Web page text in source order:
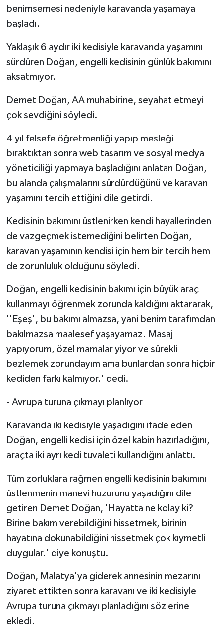
benimsemesi nedeniyle karavanda yaşamaya
başladı.
Yaklaşık 6 aydır iki kedisiyle karavanda yaşamını
sürdüren Doğan, engelli kedisinin günlük bakımını
aksatmıyor.
Demet Doğan, AA muhabirine, seyahat etmeyi
çok sevdiğini söyledi.
4 yıl felsefe öğretmenliği yapıp mesleği
bıraktıktan sonra web tasarım ve sosyal medya
yöneticiliği yapmaya başladığını anlatan Doğan,
bu alanda çalışmalarını sürdürdüğünü ve karavan
yaşamını tercih ettiğini dile getirdi.
Kedisinin bakımını üstlenirken kendi hayallerinden
de vazgeçmek istemediğini belirten Doğan,
karavan yaşamının kendisi için hem bir tercih hem
de zorunluluk olduğunu söyledi.
Doğan, engelli kedisinin bakımı için büyük araç
kullanmayı öğrenmek zorunda kaldığını aktararak,
''Eşeş', bu bakımı almazsa, yani benim tarafımdan
bakılmazsa maalesef yaşayamaz. Masaj
yapıyorum, özel mamalar yiyor ve sürekli
bezlemek zorundayım ama bunlardan sonra hiçbir
kediden farkı kalmıyor.' dedi.
- Avrupa turuna çıkmayı planlıyor
Karavanda iki kedisiyle yaşadığını ifade eden
Doğan, engelli kedisi için özel kabin hazırladığını,
araçta iki ayrı kedi tuvaleti kullandığını anlattı.
Tüm zorluklara rağmen engelli kedisinin bakımını
üstlenmenin manevi huzurunu yaşadığını dile
getiren Demet Doğan, 'Hayatta ne kolay ki?
Birine bakım verebildiğini hissetmek, birinin
hayatına dokunabildiğini hissetmek çok kıymetli
duygular.' diye konuştu.
Doğan, Malatya'ya giderek annesinin mezarını
ziyaret ettikten sonra karavanı ve iki kedisiyle
Avrupa turuna çıkmayı planladığını sözlerine
ekledi.